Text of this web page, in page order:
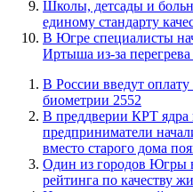
Школы, детсады и
единому стандарту
В Югре специалисты
Иртыша из-за
В России введут
биометрии 2552
​В преддверии КРТ ядра
предприниматели
вместо старого дома
Один из городов Югры
рейтинга по качеству